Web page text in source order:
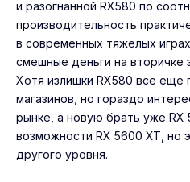
и разогнанной RX580 по
производительность
в современных тяжелых
смешные деньги на вторичке
Хотя излишки RX580 все еще
магазинов, но гораздо
рынке, а новую брать уже RX
возможности RX 5600 XT, но
другого уровня.